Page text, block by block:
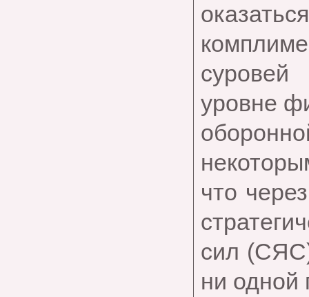
уровне
что
сил
ни одной